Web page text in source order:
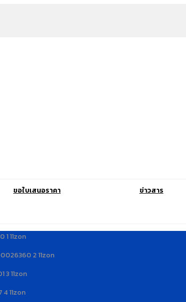
ขอใบเสนอราคา ข่าวสาร